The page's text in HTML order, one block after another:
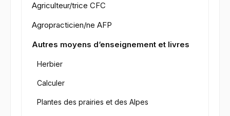
Agriculteur/trice CFC
Agropracticien/ne AFP
Autres moyens d‘enseignement et livres
Herbier
Calculer
Plantes des prairies et des Alpes